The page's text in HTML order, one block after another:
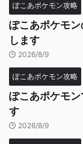
ぽこあポケモン攻略
ぽこあポケモ
します
2026/8/9
ぽこあポケモン攻略
ぽこあポケモ
す
2026/8/9